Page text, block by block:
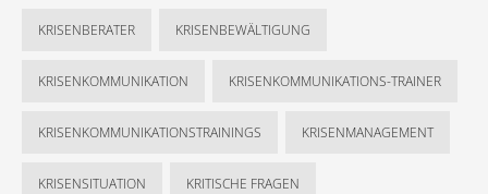
KRISENBERATER KRISENBEWÄLTIGUNG
KRISENKOMMUNIKATION KRISENKOMMUNIKATIONS-TRAINER
KRISENKOMMUNIKATIONSTRAININGS KRISENMANAGEMENT
KRISENSITUATION KRITISCHE FRAGEN